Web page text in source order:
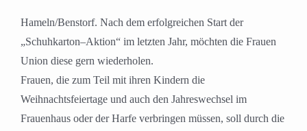
Hameln/Benstorf. Nach dem erfolgreichen Start der
„Schuhkarton–Aktion“ im letzten Jahr, möchten die Frauen
Union diese gern wiederholen.
Frauen, die zum Teil mit ihren Kindern die
Weihnachtsfeiertage und auch den Jahreswechsel im
Frauenhaus oder der Harfe verbringen müssen, soll durch die